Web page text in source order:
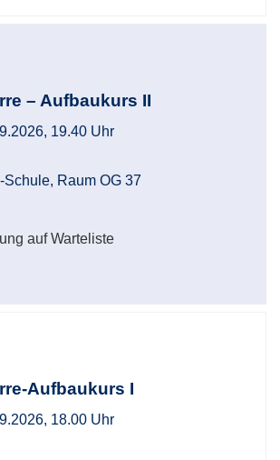
– Aufbaukurs II
19.40 Uhr
Raum OG 37
auf Warteliste
Aufbaukurs I
18.00 Uhr